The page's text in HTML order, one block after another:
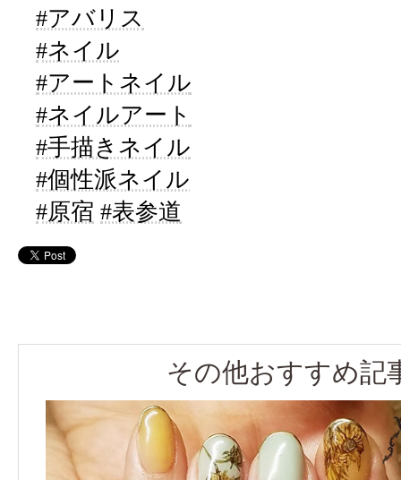
#アバリス
#ネイル
#アートネイル
#ネイルアート
#手描きネイル
#個性派ネイル
#原宿 #表参道
その他おすすめ記